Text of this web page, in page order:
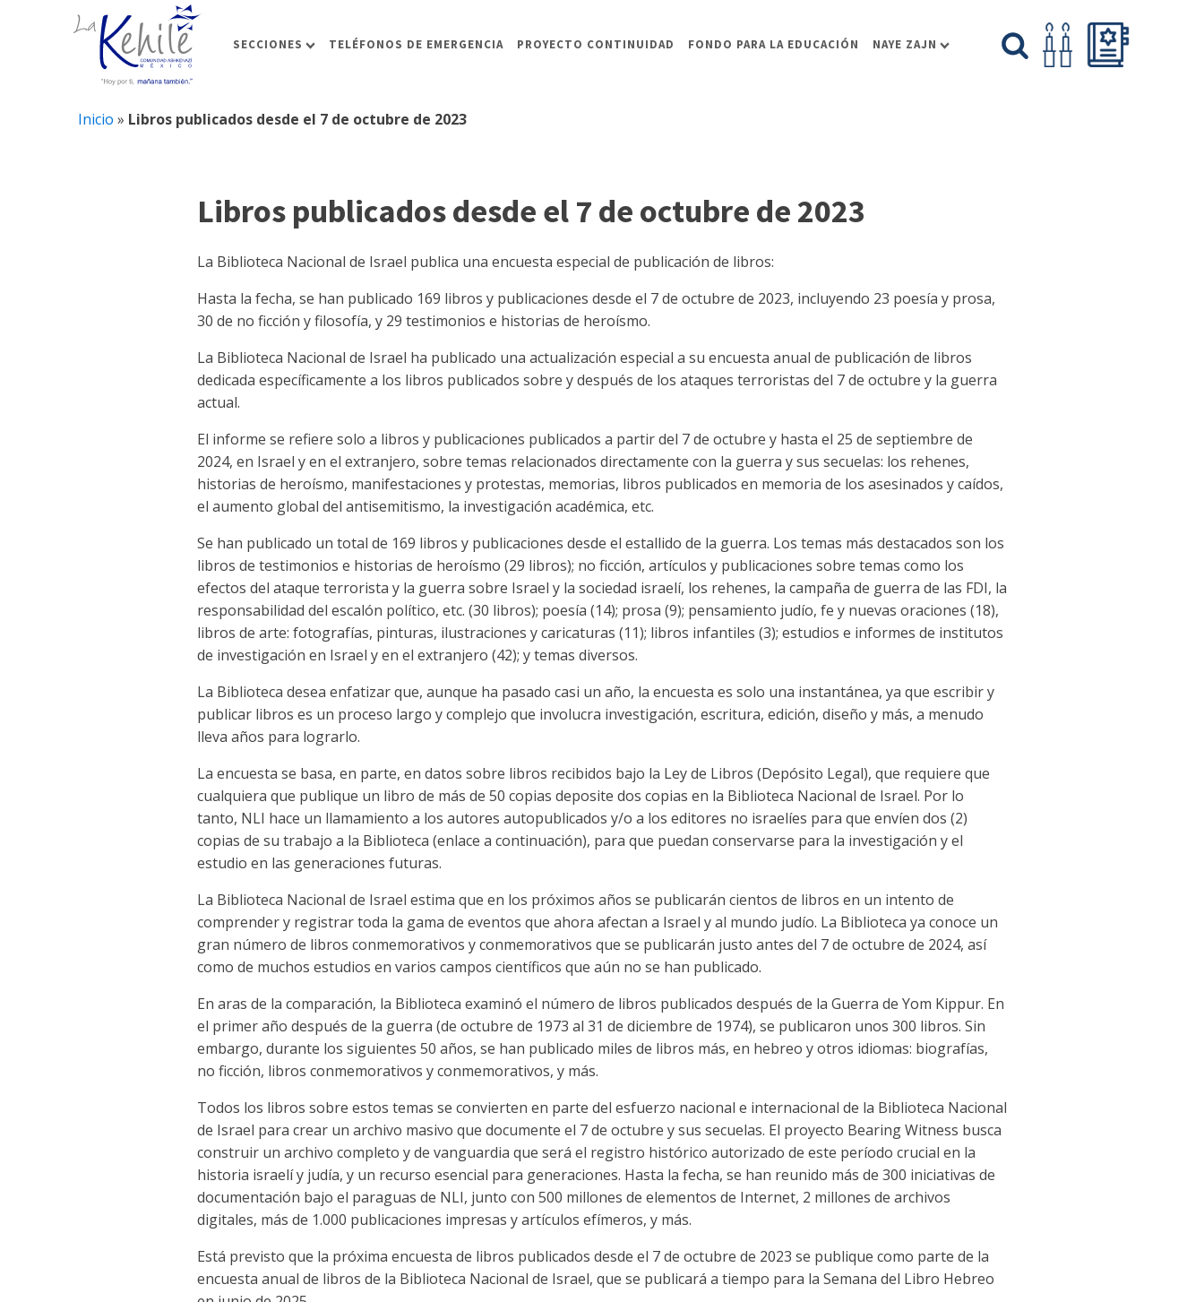
SECCIONES TELÉFONOS DE EMERGENCIA PROYECTO CONTINUIDAD FONDO PARA LA EDUCACIÓN NAYE ZAJN
Inicio » Libros publicados desde el 7 de octubre de 2023
Libros publicados desde el 7 de octubre de 2023
La Biblioteca Nacional de Israel publica una encuesta especial de publicación de libros:
Hasta la fecha, se han publicado 169 libros y publicaciones desde el 7 de octubre de 2023, incluyendo 23 poesía y prosa,
30 de no ficción y filosofía, y 29 testimonios e historias de heroísmo.
La Biblioteca Nacional de Israel ha publicado una actualización especial a su encuesta anual de publicación de libros
dedicada específicamente a los libros publicados sobre y después de los ataques terroristas del 7 de octubre y la guerra
actual.
El informe se refiere solo a libros y publicaciones publicados a partir del 7 de octubre y hasta el 25 de septiembre de
2024, en Israel y en el extranjero, sobre temas relacionados directamente con la guerra y sus secuelas: los rehenes,
historias de heroísmo, manifestaciones y protestas, memorias, libros publicados en memoria de los asesinados y caídos,
el aumento global del antisemitismo, la investigación académica, etc.
Se han publicado un total de 169 libros y publicaciones desde el estallido de la guerra. Los temas más destacados son los
libros de testimonios e historias de heroísmo (29 libros); no ficción, artículos y publicaciones sobre temas como los
efectos del ataque terrorista y la guerra sobre Israel y la sociedad israelí, los rehenes, la campaña de guerra de las FDI, la
responsabilidad del escalón político, etc. (30 libros); poesía (14); prosa (9); pensamiento judío, fe y nuevas oraciones (18),
libros de arte: fotografías, pinturas, ilustraciones y caricaturas (11); libros infantiles (3); estudios e informes de institutos
de investigación en Israel y en el extranjero (42); y temas diversos.
La Biblioteca desea enfatizar que, aunque ha pasado casi un año, la encuesta es solo una instantánea, ya que escribir y
publicar libros es un proceso largo y complejo que involucra investigación, escritura, edición, diseño y más, a menudo
lleva años para lograrlo.
La encuesta se basa, en parte, en datos sobre libros recibidos bajo la Ley de Libros (Depósito Legal), que requiere que
cualquiera que publique un libro de más de 50 copias deposite dos copias en la Biblioteca Nacional de Israel. Por lo
tanto, NLI hace un llamamiento a los autores autopublicados y/o a los editores no israelíes para que envíen dos (2)
copias de su trabajo a la Biblioteca (enlace a continuación), para que puedan conservarse para la investigación y el
estudio en las generaciones futuras.
La Biblioteca Nacional de Israel estima que en los próximos años se publicarán cientos de libros en un intento de
comprender y registrar toda la gama de eventos que ahora afectan a Israel y al mundo judío. La Biblioteca ya conoce un
gran número de libros conmemorativos y conmemorativos que se publicarán justo antes del 7 de octubre de 2024, así
como de muchos estudios en varios campos científicos que aún no se han publicado.
En aras de la comparación, la Biblioteca examinó el número de libros publicados después de la Guerra de Yom Kippur. En
el primer año después de la guerra (de octubre de 1973 al 31 de diciembre de 1974), se publicaron unos 300 libros. Sin
embargo, durante los siguientes 50 años, se han publicado miles de libros más, en hebreo y otros idiomas: biografías,
no ficción, libros conmemorativos y conmemorativos, y más.
Todos los libros sobre estos temas se convierten en parte del esfuerzo nacional e internacional de la Biblioteca Nacional
de Israel para crear un archivo masivo que documente el 7 de octubre y sus secuelas. El proyecto Bearing Witness busca
construir un archivo completo y de vanguardia que será el registro histórico autorizado de este período crucial en la
historia israelí y judía, y un recurso esencial para generaciones. Hasta la fecha, se han reunido más de 300 iniciativas de
documentación bajo el paraguas de NLI, junto con 500 millones de elementos de Internet, 2 millones de archivos
digitales, más de 1.000 publicaciones impresas y artículos efímeros, y más.
Está previsto que la próxima encuesta de libros publicados desde el 7 de octubre de 2023 se publique como parte de la
encuesta anual de libros de la Biblioteca Nacional de Israel, que se publicará a tiempo para la Semana del Libro Hebreo